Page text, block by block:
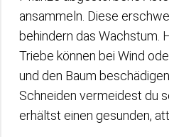
ansammeln. Diese
behindern das Wachstum.
Triebe können bei Wind
und den Baum
Schneiden vermeidest du
erhältst einen gesunden,